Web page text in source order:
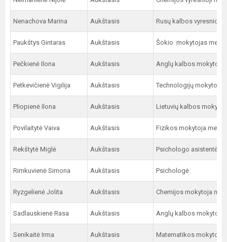
Nenachova Marina Aukštasis Rusų kalbos vyresnioji
Paukštys Gintaras Aukštasis Šokio mokytojas
Pečkienė Ilona Aukštasis Anglų kalbos mokytoja
Petkevičienė Vigilija Aukštasis Technologijų mokytoja
Pliopienė Ilona Aukštasis Lietuvių kalbos
Povilaitytė Vaiva Aukštasis Fizikos mokytoja
Rekštytė Miglė Aukštasis Psichologo asistentė
Rimkuvienė Simona Aukštasis Psichologė
Ryzgelienė Jolita Aukštasis Chemijos mokytoja
Sadlauskienė Rasa Aukštasis Anglų kalbos mokytoja
Senikaitė Irma Aukštasis Matematikos mokytoja